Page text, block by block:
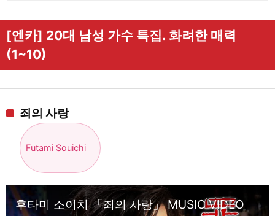
[엔카] 20대 남성 가수 특집. 화려한 매력
(1~10)
죄의 사랑
Futami Souichi
후타미 소이치 「죄의 사랑」 MUSIC VIDEO